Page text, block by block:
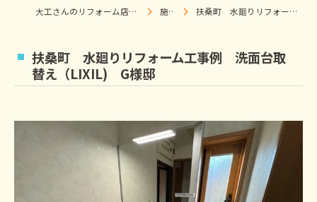
大工さんのリフォーム店｜株式会社ウィズホーム｜扶桑・犬山 施工事例 扶桑町 水廻りリフォーム工事例 洗面台取替え（LIXIL) G様邸
扶桑町 水廻りリフォーム工事例 洗面台取
替え（LIXIL) G様邸